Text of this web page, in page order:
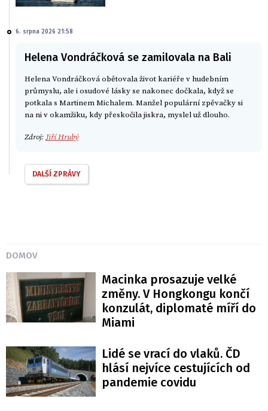
6. srpna 2026 21:58
Helena Vondráčková se zamilovala na Bali
Helena Vondráčková obětovala život kariéře v hudebním
průmyslu, ale i osudové lásky se nakonec dočkala, když se
potkala s Martinem Michalem. Manžel populární zpěvačky si
na ni v okamžiku, kdy přeskočila jiskra, myslel už dlouho.
Zdroj: Jiří Hrubý
DALŠÍ ZPRÁVY
DOMOV
Macinka prosazuje velké
změny. V Hongkongu končí
konzulát, diplomaté míří do
Miami
Lidé se vrací do vlaků. ČD
hlásí nejvíce cestujících od
pandemie covidu